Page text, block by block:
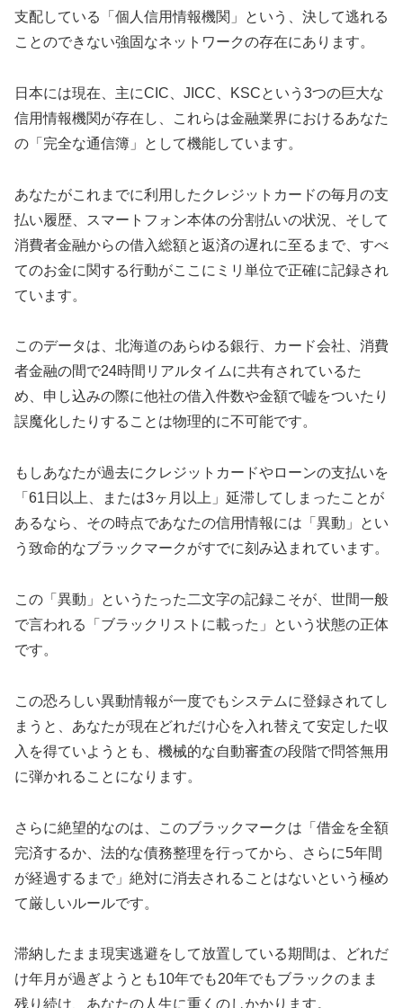
支配している「個人信用情報機関」という、決して逃れる
ことのできない強固なネットワークの存在にあります。
日本には現在、主にCIC、JICC、KSCという3つの巨大な
信用情報機関が存在し、これらは金融業界におけるあなた
の「完全な通信簿」として機能しています。
あなたがこれまでに利用したクレジットカードの毎月の支
払い履歴、スマートフォン本体の分割払いの状況、そして
消費者金融からの借入総額と返済の遅れに至るまで、すべ
てのお金に関する行動がここにミリ単位で正確に記録され
ています。
このデータは、北海道のあらゆる銀行、カード会社、消費
者金融の間で24時間リアルタイムに共有されているた
め、申し込みの際に他社の借入件数や金額で嘘をついたり
誤魔化したりすることは物理的に不可能です。
もしあなたが過去にクレジットカードやローンの支払いを
「61日以上、または3ヶ月以上」延滞してしまったことが
あるなら、その時点であなたの信用情報には「異動」とい
う致命的なブラックマークがすでに刻み込まれています。
この「異動」というたった二文字の記録こそが、世間一般
で言われる「ブラックリストに載った」という状態の正体
です。
この恐ろしい異動情報が一度でもシステムに登録されてし
まうと、あなたが現在どれだけ心を入れ替えて安定した収
入を得ていようとも、機械的な自動審査の段階で問答無用
に弾かれることになります。
さらに絶望的なのは、このブラックマークは「借金を全額
完済するか、法的な債務整理を行ってから、さらに5年間
が経過するまで」絶対に消去されることはないという極め
て厳しいルールです。
滞納したまま現実逃避をして放置している期間は、どれだ
け年月が過ぎようとも10年でも20年でもブラックのまま
残り続け、あなたの人生に重くのしかかります。